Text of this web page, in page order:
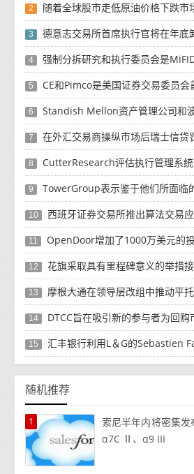
2 随着全球股市走低原油价格下跌市
3 德意志交易所首席执行官将在年底
4 强制分拆研究和执行委员会是MiFID II
5 CE和Pimco是美国证券交易委员会首批
6 Standish Mellon资产管理公司和波士顿公司资产管理
7 在外汇交易商操纵市场后瑞士信贷
8 CutterResearch评估执行管理系统以应
9 TowerGroup表示鉴于他们所面临的挑战 交易
10 西班牙证券交易所推出算法交易
11 OpenDoor增加了1000万美元的
12 花旗采取具有里程碑意义的举措
13 摩根大通在领导层改组中推动平托
14 DTCC旨在吸引新的参与者为回购市
15 汇丰银行利用L＆G的Sebastien
随机推荐
1
索尼半年内将密集
α7C Ⅱ、α9 III